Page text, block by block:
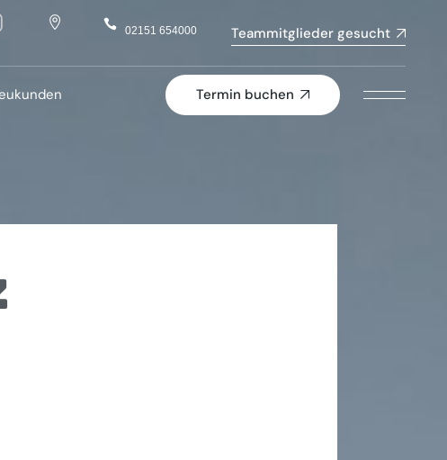
02151 654000 Teammitglieder gesucht
Termin buchen